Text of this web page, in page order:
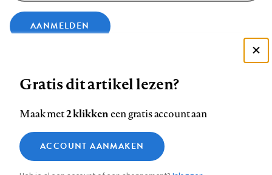
mailadres
AANMELDEN
op
Facebook
op
LinkedIn
op
Bluesky
ons
op
InstagramYouTube
Footer
Contact Colofon Disclaimer Privacy
Medische vragen verdienen
betrouwbare antwoorden
Zie onze cookie policy
Analytische cookies
Gratis dit artikel lezen?
Maak met2 klikkeneen gratis account aan
ACCOUNT AANMAKEN